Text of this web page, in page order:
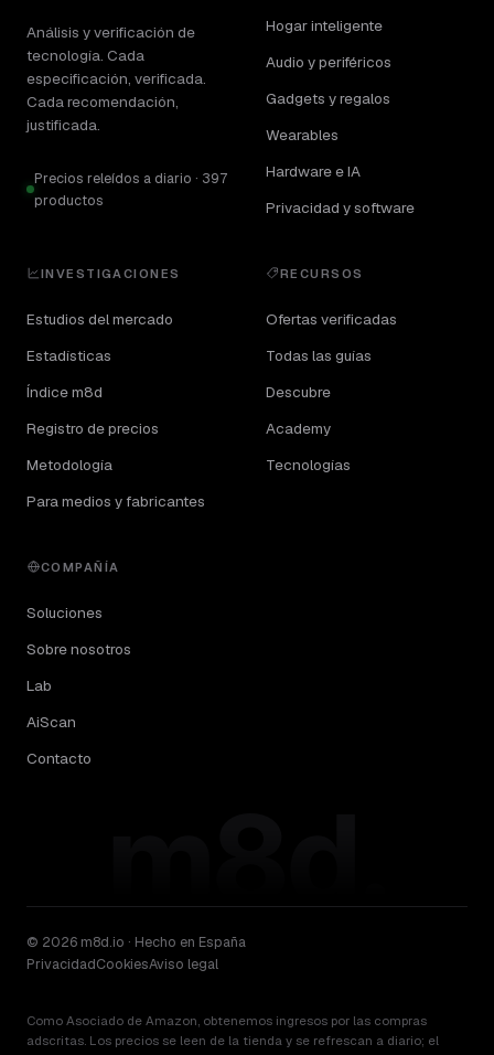
Análisis y verificación de
tecnología. Cada
especificación, verificada.
Cada recomendación,
justificada.
Precios releídos a diario · 397
productos
Hogar inteligente
Audio y periféricos
Gadgets y regalos
Wearables
Hardware e IA
Privacidad y software
INVESTIGACIONES
Estudios del mercado
Estadísticas
Índice m8d
Registro de precios
Metodología
Para medios y fabricantes
RECURSOS
Ofertas verificadas
Todas las guías
Descubre
Academy
Tecnologías
COMPAÑÍA
Soluciones
Sobre nosotros
Lab
AiScan
Contacto
© 2026 m8d.io · Hecho en España
PrivacidadCookiesAviso legal
Como Asociado de Amazon, obtenemos ingresos por las compras
adscritas. Los precios se leen de la tienda y se refrescan a diario; el